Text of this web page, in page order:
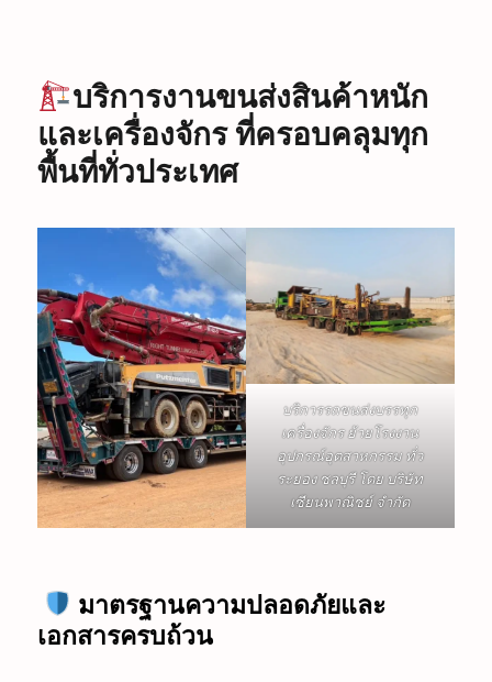
บริการงานขนส่งสินค้าหนัก
และเครื่องจักร ที่ครอบคลุมทุก
พื้นที่ทั่วประเทศ
บริการรถขนส่งบรรทุก
เครื่องจักร ย้ายโรงงาน
อุปกรณ์อุตสาหกรรม ทั่ว
ระยอง ชลบุรี โดย บริษัท
เซียนพาณิชย์ จำกัด
มาตรฐานความปลอดภัยและ
เอกสารครบถ้วน